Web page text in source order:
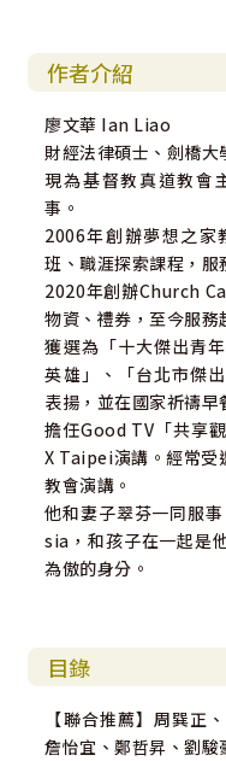
——鄭哲昇｜長富地產
◎這本書有著神奇的力
無論知道尼希米與否，
——劉駿豪｜得勝者文
◎文華牧師是我很欣
米看領導力，具有高
你就是其中之一。
——顧其芸｜新生命小
作者介紹
廖文華 Ian Liao
財經法律碩士、劍橋大
現為基督教真道教會
事。
2006年創辦夢想之家
班、職涯探索課程，服
2020年創辦Church
物資、禮券，至今服務
獲選為「十大傑出青
英雄」、「台北市傑
表揚，並在國家祈禱早
擔任Good TV「共享
X Taipei演講。經常受
教會演講。
他和妻子翠芬一同服
sia，和孩子在一起是
為傲的身分。
目錄
【聯合推薦】周巽正
詹怡宜、鄭哲昇、劉